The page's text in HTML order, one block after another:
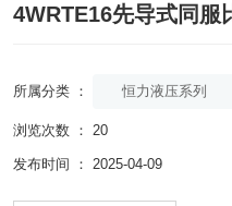
4WRTE16先导式同服
所属分类 ： 恒力液压系列
浏览次数 ： 20
发布时间 ： 2025-04-09